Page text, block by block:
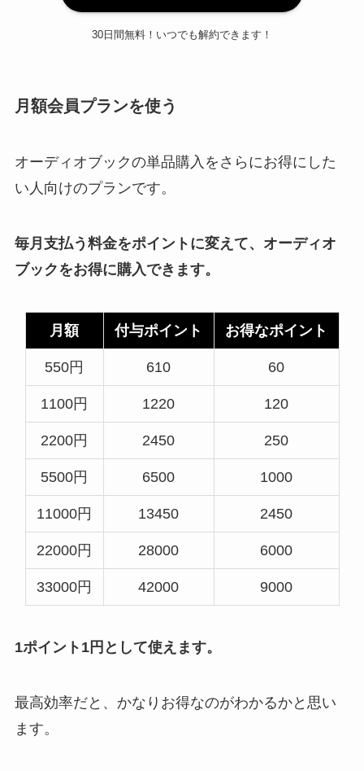
30日間無料！いつでも解約できます！
月額会員プランを使う
オーディオブックの単品購入をさらにお得にした
い人向けのプランです。
毎月支払う料金をポイントに変えて、オーディオ
ブックをお得に購入できます。
月額 付与ポイント お得なポイント
550円 610 60
1100円 1220 120
2200円 2450 250
5500円 6500 1000
11000円 13450 2450
22000円 28000 6000
33000円 42000 9000
1ポイント1円として使えます。
最高効率だと、かなりお得なのがわかるかと思い
ます。